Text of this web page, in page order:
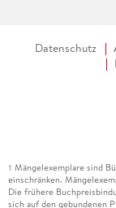
Datenschutz
1 Mängelexemplare sind
einschränken.
Die frühere
sich auf den gebundenen